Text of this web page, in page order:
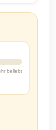
beliebt